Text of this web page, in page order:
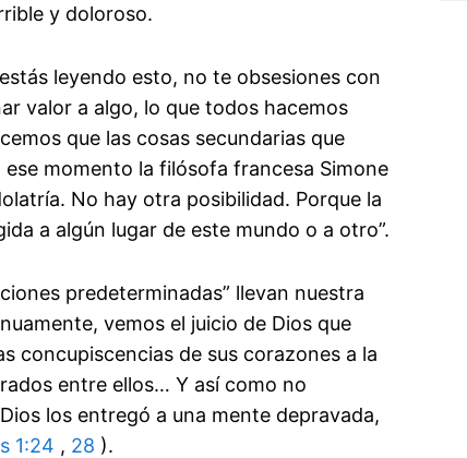
y doloroso.
leyendo esto, no te obsesiones con
valor a algo, lo que todos hacemos
que las cosas secundarias que
momento la filósofa francesa Simone
No hay otra posibilidad. Porque la
a algún lugar de este mundo o a otro”.
predeterminadas” llevan nuestra
vemos el juicio de Dios que
concupiscencias de sus corazones a la
entre ellos… Y así como no
los entregó a una mente depravada,
1:24 , 28 ).